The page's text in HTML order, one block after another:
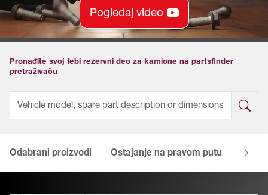
Pogledaj video
Pronađite svoj febi rezervni deo za kamione na partsfinder
pretraživaču
Odabrani proizvodi Ostajanje na pravom putu King